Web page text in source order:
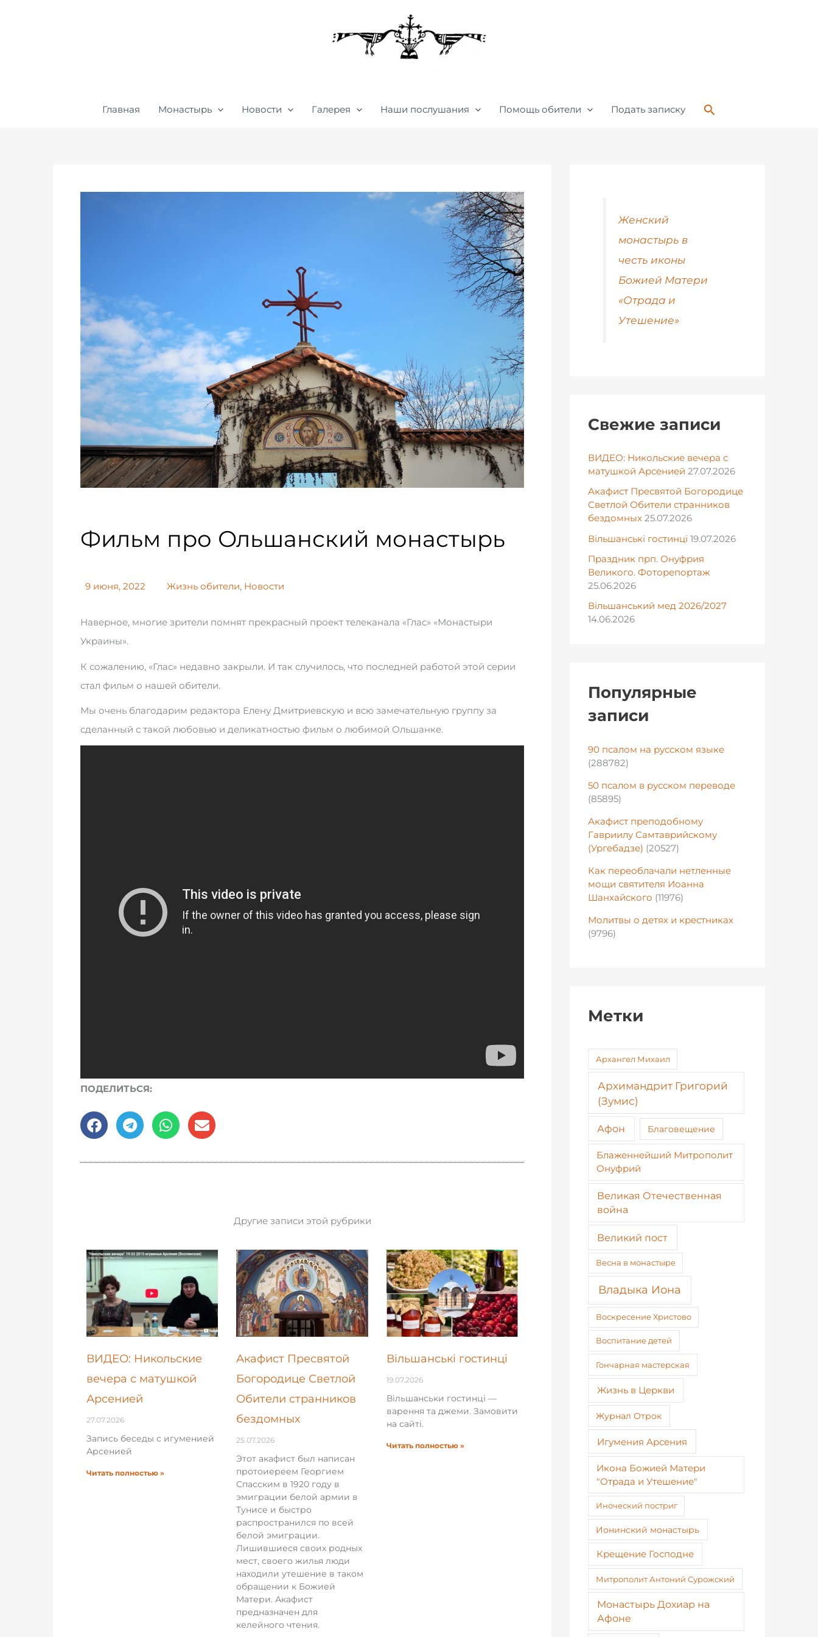
Главная Монастырь Новости Галерея Наши послушания Помощь обители Подать записку Поиск
Фильм про Ольшанский монастырь
9 июня, 2022 Жизнь обители, Новости
Наверное, многие зрители помнят прекрасный проект телеканала «Глас» «Монастыри
Украины».
К сожалению, «Глас» недавно закрыли. И так случилось, что последней работой этой серии
стал фильм о нашей обители.
Мы очень благодарим редактора Елену Дмитриевскую и всю замечательную группу за
сделанный с такой любовью и деликатностью фильм о любимой Ольшанке.
ПОДЕЛИТЬСЯ:
Другие записи этой рубрики
ВИДЕО: Никольские
вечера с матушкой
Арсенией
27.07.2026
Запись беседы с игуменией
Арсенией
Читать полностью »
Акафист Пресвятой
Богородице Светлой
Обители странников
бездомных
25.07.2026
Этот акафист был написан
протоиереем Георгием
Спасским в 1920 году в
эмиграции белой армии в
Тунисе и быстро
распространился по всей
белой эмиграции.
Лишившиеся своих родных
мест, своего жилья люди
находили утешение в таком
обращении к Божией
Матери. Акафист
предназначен для
келейного чтения.
Вільшанські гостинці
19.07.2026
Вільшанськи гостинці —
варення та джеми. Замовити
на сайті.
Читать полностью »
Женский
монастырь в
честь иконы
Божией Матери
«Отрада и
Утешение»
Свежие записи
ВИДЕО: Никольские вечера с
матушкой Арсенией 27.07.2026
Акафист Пресвятой Богородице
Светлой Обители странников
бездомных 25.07.2026
Вільшанські гостинці 19.07.2026
Праздник прп. Онуфрия
Великого. Фоторепортаж
25.06.2026
Вільшанський мед 2026/2027
14.06.2026
Популярные
записи
90 псалом на русском языке
(288782)
50 псалом в русском переводе
(85895)
Акафист преподобному
Гавриилу Самтаврийскому
(Ургебадзе) (20527)
Как переоблачали нетленные
мощи святителя Иоанна
Шанхайского (11976)
Молитвы о детях и крестниках
(9796)
Метки
Архангел Михаил
Архимандрит Григорий
(Зумис)
Афон Благовещение
Блаженнейший Митрополит
Онуфрий
Великая Отечественная
война
Великий пост
Весна в монастыре
Владыка Иона
Воскресение Христово
Воспитание детей
Гончарная мастерская
Жизнь в Церкви
Журнал Отрок
Игумения Арсения
Икона Божией Матери
"Отрада и Утешение"
Иноческий постриг
Ионинский монастырь
Крещение Господне
Митрополит Антоний Сурожский
Монастырь Дохиар на
Афоне